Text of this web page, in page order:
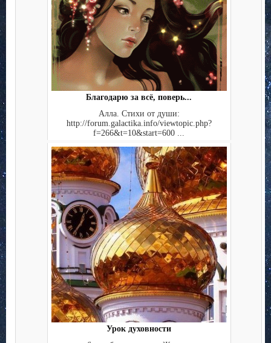
Благодарю за всё, поверь...
Алла. Стихи от души:
http://forum.galactika.info/viewtopic.php?
f=266&t=10&start=600 ...
Урок духовности